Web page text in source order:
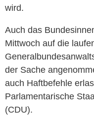
wird.
Auch das
Mittwoch auf die
der Sache
auch Haftbefehle
Parlamentarische
(CDU).